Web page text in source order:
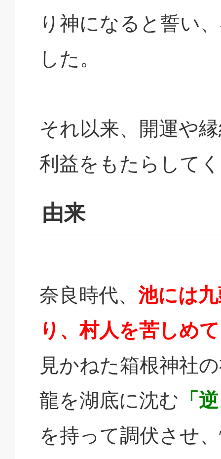
り神になると誓い
した。
それ以来、開運や
利益をもたらして
由来
奈良時代、 池には
り、村人を苦しめ
見かねた箱根神社
龍を湖底に沈む 「
を持って調伏させ